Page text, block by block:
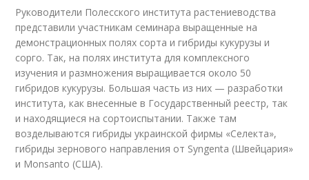
Руководители Полесского института растениеводства
представили участникам семинара выращенные на
демонстрационных полях сорта и гибриды кукурузы и
сорго. Так, на полях института для комплексного
изучения и размножения выращивается около 50
гибридов кукурузы. Большая часть из них — разработки
института, как внесенные в Государственный реестр, так
и находящиеся на сортоиспытании. Также там
возделываются гибриды украинской фирмы «Селекта»,
гибриды зернового направления от Syngenta (Швейцария»
и Monsanto (США).